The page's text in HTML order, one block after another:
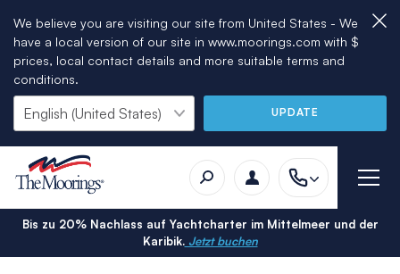
We believe you are visiting our site from United States - We
have a local version of our site in www.moorings.com with $
prices, local contact details and more suitable terms and
conditions.
UPDATE
Bis zu 20% Nachlass auf Yachtcharter im Mittelmeer und der
Karibik.Jetzt buchen